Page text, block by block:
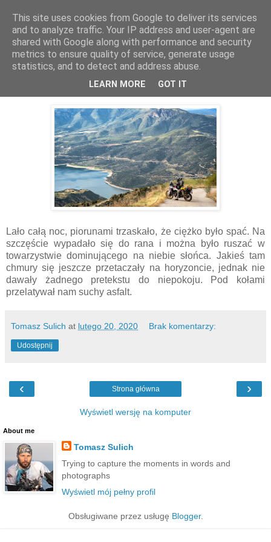
Kieszenie Pełne Piasku
20.02.2020
Motocyklowa Grecja
Lało całą noc, piorunami trzaskało, że ciężko było spać. Na
szczęście wypadało się do rana i można było ruszać w
towarzystwie dominującego na niebie słońca. Jakieś tam
chmury się jeszcze przetaczały na horyzoncie, jednak nie
dawały żadnego pretekstu do niepokoju. Pod kołami
przelatywał nam suchy asfalt.
Tomasz Sulich at lutego 20, 2020 Brak komentarzy:
Udostępnij
‹ ›
Strona główna
Wyświetl wersję na komputer
About me
Tomasz Sulich
Trying to capture the moments in words and
photographs
Wyświetl mój pełny profil
Obsługiwane przez usługę Blogger.
This site uses cookies from Google to deliver its services
and to analyze traffic. Your IP address and user-agent are
shared with Google along with performance and security
metrics to ensure quality of service, generate usage
statistics, and to detect and address abuse.
LEARN MORE GOT IT